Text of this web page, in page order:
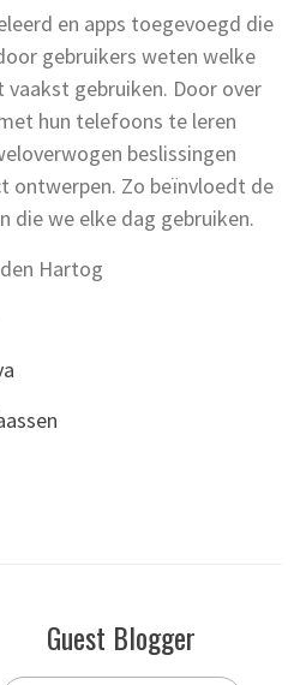
en apps toegevoegd die
gebruikers weten welke
vaakst gebruiken. Door over
hun telefoons te leren
beslissingen
ontwerpen. Zo beïnvloedt de
die we elke dag gebruiken.
Hartog
Guest Blogger